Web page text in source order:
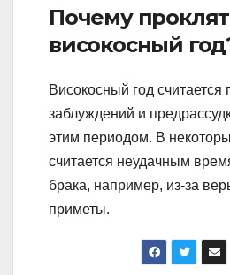
Почему проклят
високосный
Високосный год считается
заблуждений и
этим периодом. В
считается неудачным
брака, например, из-за
приметы.